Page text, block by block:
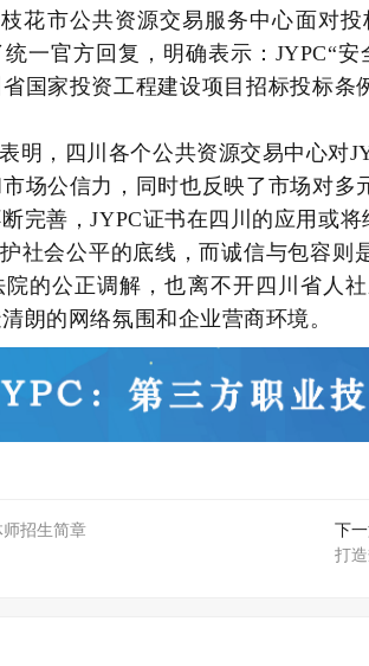
花市公共资源交易服务中心面对
一官方回复，明确表示：JYPC“
国家投资工程建设项目招标投标
明，四川各个公共资源交易中心对
场公信力，同时也反映了市场对
完善，JYPC证书在四川的应用或
社会公平的底线，而诚信与包容则
院的公正调解，也离不开四川省人
朗的网络氛围和企业营商环境。
招生简章 下一
打